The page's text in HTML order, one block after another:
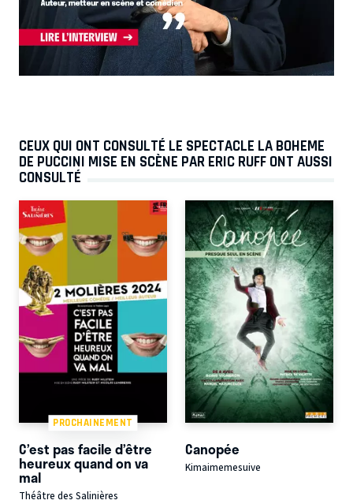
CEUX QUI ONT CONSULTÉ LE SPECTACLE LA BOHEME
DE PUCCINI MISE EN SCÈNE PAR ERIC RUFF ONT AUSSI
CONSULTÉ
PROCHAINEMENT
C’est pas facile d’être
heureux quand on va
mal
Théâtre des Salinières
Canopée
Kimaimemesuive